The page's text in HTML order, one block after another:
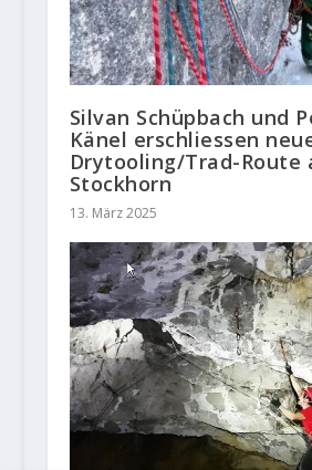
Silvan Schüpbach und
Känel erschliessen
Drytooling/Trad-Route
Stockhorn
13. März 2025